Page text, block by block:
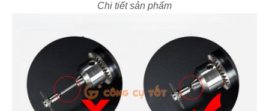
Chi tiết sản phẩm